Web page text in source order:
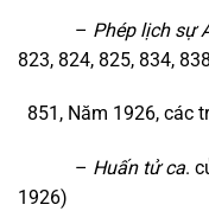
– Phép lịch sự
823, 824, 825, 834,
851, Năm 1926, các
– Huấn tử ca.
1926)